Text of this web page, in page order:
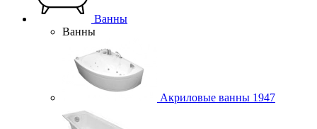
Ванны
Ванны
Акриловые ванны 1947